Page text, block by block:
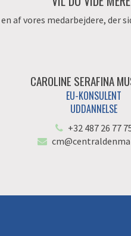
af vores medarbejdere, der
CAROLINE SERAFINA
EU-KONSULENT
UDDANNELSE
+32 487 26 77